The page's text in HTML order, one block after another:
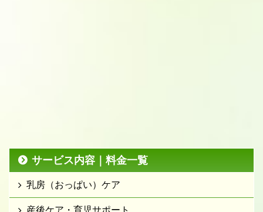
サービス内容｜料金一覧
乳房（おっぱい）ケア
産後ケア・育児サポート